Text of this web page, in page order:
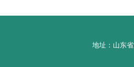
地址：山东